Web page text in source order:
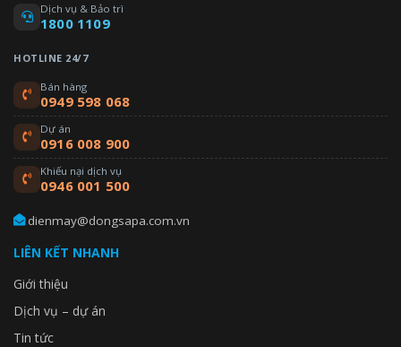
Dịch vụ & Bảo trì
1800 1109
HOTLINE 24/7
Bán hàng
0949 598 068
Dự án
0916 008 900
Khiếu nại dịch vụ
0946 001 500
dienmay@dongsapa.com.vn
LIÊN KẾT NHANH
Giới thiệu
Dịch vụ – dự án
Tin tức